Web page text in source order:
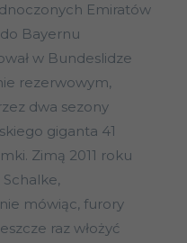
Emiratów
Bayernu
w Bundeslidze
rezerwowym,
dwa sezony
giganta 41
Zimą 2011 roku
Schalke,
mówiąc, furory
raz włożyć